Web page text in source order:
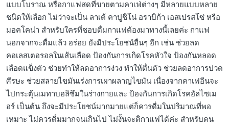
แบบโบราณ หรือกาแฟสดที่ขายตามคาเฟ่ต่างๆ มีหลายแบบหลาย
ชนิดให้เลือก ไม่ว่าจะเป็น ลาเต้ คาปูชิโน่ อราบิก้า เอสเปรสโซ่ หรือ
มอคโคน่า สำหรับใครที่ชอบดื่มกาแฟต้องมาทางนี้เลยค่ะ กาแฟ
นอกจากจะดื่มแล้ว อร่อย ยังมีประโยชน์อื่นๆ อีก เช่น ช่วยลด
คอเลสเตอรอลในเส้นเลือด ป้องกันการเกิดโรคหัวใจ ป้องกันหลอด
เลือดแข็งตัว ช่วยทำให้ลดอาการง่วง ทำให้ตื่นตัว ช่วยลดอาการปวด
ศีรษะ ช่วยสลายไขมันเร่งการเผาผลาญไขมัน เนื่องจากคาเฟอีนจะ
ไปกระตุ้นเมทาบอลิซึมในร่างกายและ ป้องกันการเกิดโรคอัลไซเม
อร์ เป็นต้น ถึงจะมีประโยชน์มากมายแต่ก็ควรดื่มในปริมาณที่พอ
เหมาะ ไม่ควรดื่มมากจนเกินไป ไม่งั้นจะติกาแฟได้ค่ะ สำหรับคน